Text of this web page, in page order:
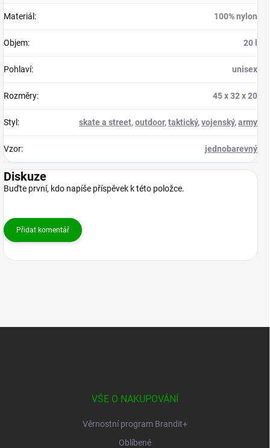
Materiál : 100% nylon
Objem: 20 l
Pohlaví: unisex
Rozměry: 45 x 32 x 20
Styl : skate a street,outdoor,taktický,vojenský,army
Vzor: jednobarevný
Diskuze
Buďte první, kdo napíše příspěvek k této položce.
Přidat komentář
VŠE O NAKUPOVÁNÍ
Věrnostní program Brandit+
Oblíbené